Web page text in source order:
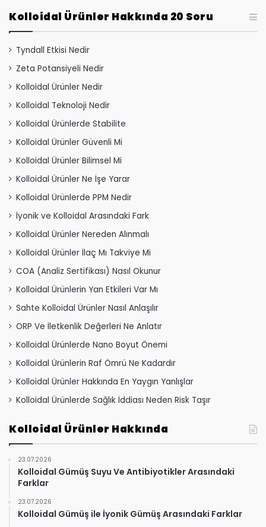
Kolloidal Ürünler Hakkında 20 Soru
Tyndall Etkisi Nedir
Zeta Potansiyeli Nedir
Kolloidal Ürünler Nedir
Kolloidal Teknoloji Nedir
Kolloidal Ürünlerde Stabilite
Kolloidal Ürünler Güvenli Mi
Kolloidal Ürünler Bilimsel Mi
Kolloidal Ürünler Ne İşe Yarar
Kolloidal Ürünlerde PPM Nedir
İyonik ve Kolloidal Arasındaki Fark
Kolloidal Ürünler Nereden Alınmalı
Kolloidal Ürünler İlaç Mı Takviye Mi
COA (Analiz Sertifikası) Nasıl Okunur
Kolloidal Ürünlerin Yan Etkileri Var Mı
Sahte Kolloidal Ürünler Nasıl Anlaşılır
ORP Ve İletkenlik Değerleri Ne Anlatır
Kolloidal Ürünlerde Nano Boyut Önemi
Kolloidal Ürünlerin Raf Ömrü Ne Kadardır
Kolloidal Ürünler Hakkında En Yaygın Yanlışlar
Kolloidal Ürünlerde Sağlık İddiası Neden Risk Taşır
Kolloidal Ürünler Hakkında
23.07.2026
Kolloidal Gümüş Suyu Ve Antibiyotikler Arasındaki
Farklar
23.07.2026
Kolloidal Gümüş ile İyonik Gümüş Arasındaki Farklar